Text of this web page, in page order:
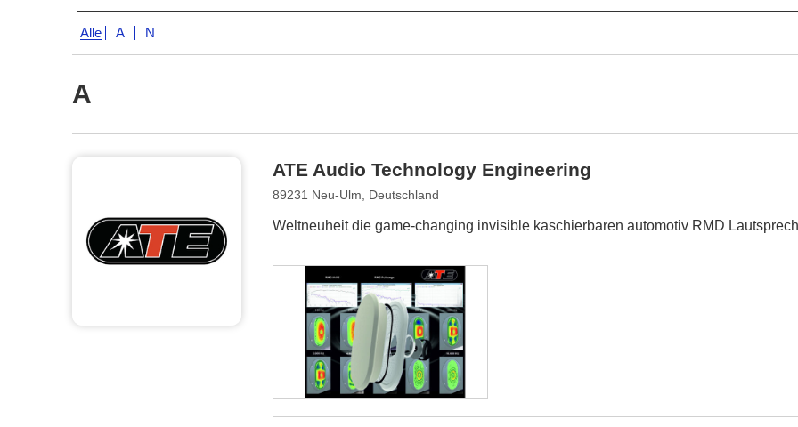
Alle A N
A
ATE Audio Technology Engineering
89231 Neu-Ulm, Deutschland
Weltneuheit die game-changing invisible kaschierbaren automotiv RMD